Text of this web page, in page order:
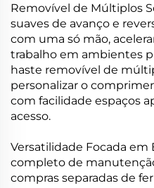
Removível de Múltiplos
suaves de avanço e
com uma só mão,
trabalho em ambientes
haste removível de
personalizar o
com facilidade espaços
acesso.
Versatilidade Focada em
completo de
compras separadas de